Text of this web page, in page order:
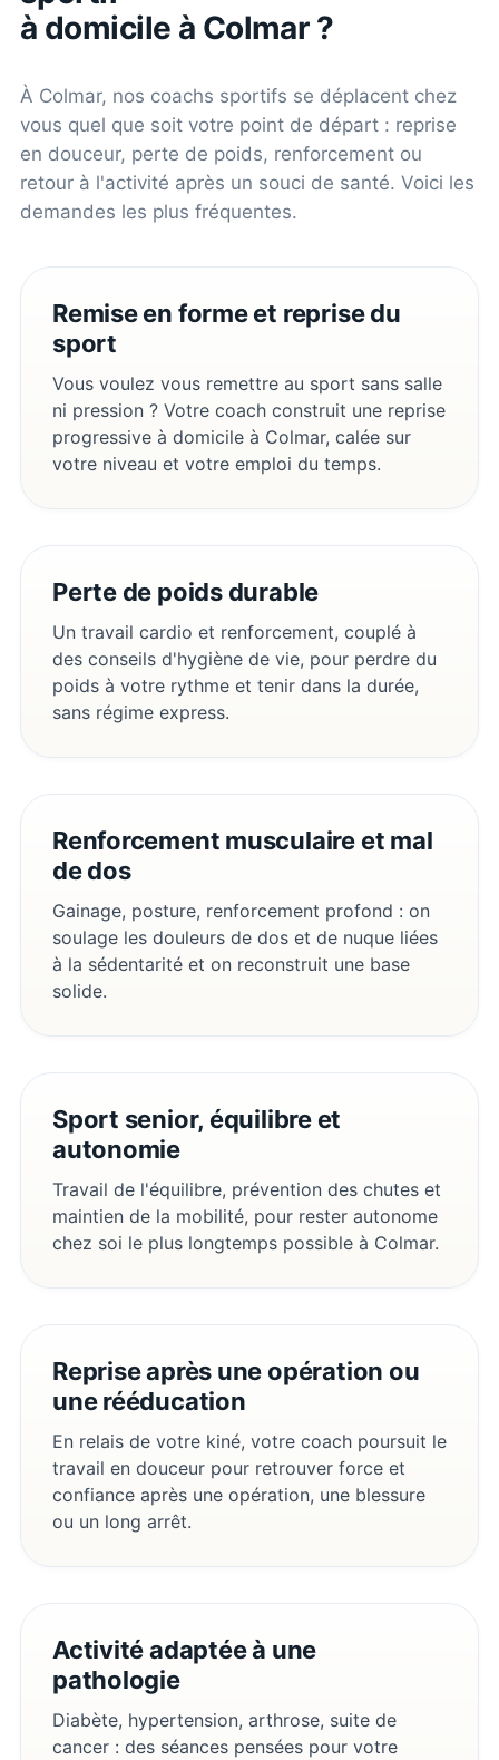
à domicile à Colmar?
À Colmar, nos coachs sportifs se déplacent chez
vous quel que soit votre point de départ : reprise
en douceur, perte de poids, renforcement ou
retour à l'activité après un souci de santé. Voici les
demandes les plus fréquentes.
Remise en forme et reprise du
sport
Vous voulez vous remettre au sport sans salle
ni pression ? Votre coach construit une reprise
progressive à domicile à Colmar, calée sur
votre niveau et votre emploi du temps.
Perte de poids durable
Un travail cardio et renforcement, couplé à
des conseils d'hygiène de vie, pour perdre du
poids à votre rythme et tenir dans la durée,
sans régime express.
Renforcement musculaire et mal
de dos
Gainage, posture, renforcement profond : on
soulage les douleurs de dos et de nuque liées
à la sédentarité et on reconstruit une base
solide.
Sport senior, équilibre et
autonomie
Travail de l'équilibre, prévention des chutes et
maintien de la mobilité, pour rester autonome
chez soi le plus longtemps possible à Colmar.
Reprise après une opération ou
une rééducation
En relais de votre kiné, votre coach poursuit le
travail en douceur pour retrouver force et
confiance après une opération, une blessure
ou un long arrêt.
Activité adaptée à une
pathologie
Diabète, hypertension, arthrose, suite de
cancer : des séances pensées pour votre